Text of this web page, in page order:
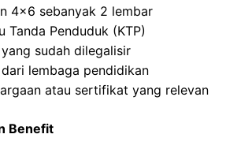
4×6 sebanyak 2 lembar
Tanda Penduduk (KTP)
sudah dilegalisir
dari lembaga pendidikan
atau sertifikat yang relevan
Benefit